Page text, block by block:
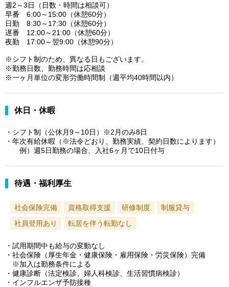
週2～3日（日数・時間は相談可）
早番 6:00～15:00（休憩60分）
日勤 8:30～17:30（休憩60分）
遅番 12:00～21:00（休憩60分）
夜勤 17:00～翌9:00（休憩90分）
※シフト制のため、異なる日もございます。
※勤務日数、勤務時間は応相談
※一ヶ月単位の変形労働時間制（週平均40時間以内）
休日・休暇
・シフト制（公休月9～10日）※2月のみ8日
・年次有給休暇（※法令どおり、勤務実績、契約日数によります）
例）週5日勤務の場合、入社6ヶ月で10日付与
待遇・福利厚生
社会保険完備 資格取得支援 研修制度
制服貸与
社員登用あり
転居を伴う転勤なし
・試用期間中も給与の変動なし
・社会保険（厚生年金・健康保険・雇用保険・労災保険）完備
※加入は勤務条件による
・健康診断（法定検診、婦人科検診、生活習慣病検診）
・インフルエンザ予防接種